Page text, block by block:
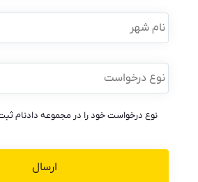
نام
شهر
نوع
درخواست *
نوع درخواست خود را در مجموعه دادنام